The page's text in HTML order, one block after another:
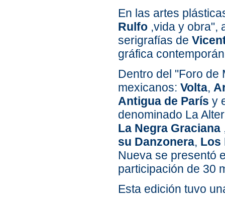
En las artes
Rulfo ,vida y obra",
serigrafías de
gráfica
Dentro del "Foro de
mexicanos: Volta,
Antigua de París y
denominado La
La Negra Graciana
su Danzonera, Los
Nueva se presentó
participación de 30
Esta edición tuvo